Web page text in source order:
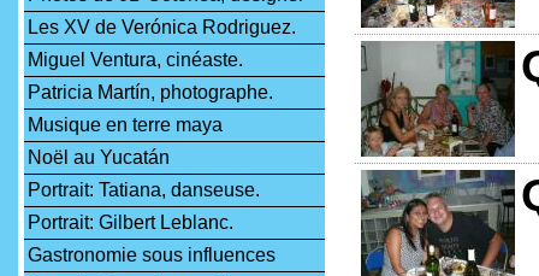
Les XV de Verónica Rodriguez.
Miguel Ventura, cinéaste.
Patricia Martín, photographe.
Musique en terre maya
Noël au Yucatán
Portrait: Tatiana, danseuse.
Portrait: Gilbert Leblanc.
Gastronomie sous influences